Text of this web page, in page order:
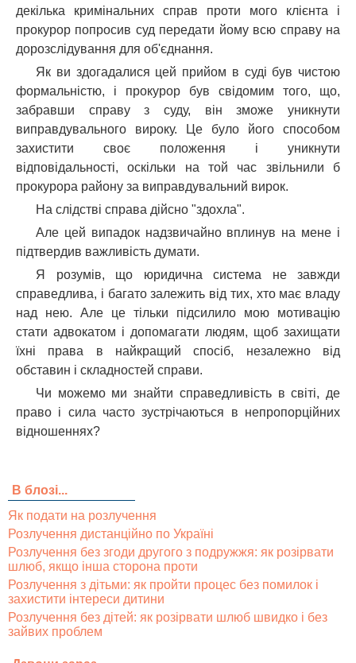
В блозі...
Як подати на розлучення
Розлучення дистанційно по Україні
Розлучення без згоди другого з подружжя: як розірвати
шлюб, якщо інша сторона проти
Розлучення з дітьми: як пройти процес без помилок і
захистити інтереси дитини
Розлучення без дітей: як розірвати шлюб швидко і без
зайвих проблем
декілька кримінальних справ проти мого клієнта і
прокурор попросив суд передати йому всю справу на
дорозслідування для об'єднання.
Як ви здогадалися цей прийом в суді був чистою
формальністю, і прокурор був свідомим того, що,
забравши справу з суду, він зможе уникнути
виправдувального вироку. Це було його способом
захистити своє положення і уникнути
відповідальності, оскільки на той час звільнили б
прокурора району за виправдувальний вирок.
На слідстві справа дійсно "здохла".
Але цей випадок надзвичайно вплинув на мене і
підтвердив важливість думати.
Я розумів, що юридична система не завжди
справедлива, і багато залежить від тих, хто має владу
над нею. Але це тільки підсилило мою мотивацію
стати адвокатом і допомагати людям, щоб захищати
їхні права в найкращий спосіб, незалежно від
обставин і складностей справи.
Чи можемо ми знайти справедливість в світі, де
право і сила часто зустрічаються в непропорційних
відношеннях?